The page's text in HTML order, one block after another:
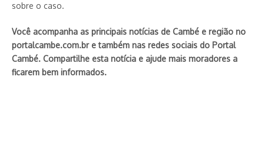
sobre o caso.
Você acompanha as principais notícias de Cambé e região no
portalcambe.com.br e também nas redes sociais do Portal
Cambé. Compartilhe esta notícia e ajude mais moradores a
ficarem bem informados.